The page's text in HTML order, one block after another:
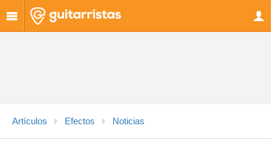
Artículos Efectos Noticias